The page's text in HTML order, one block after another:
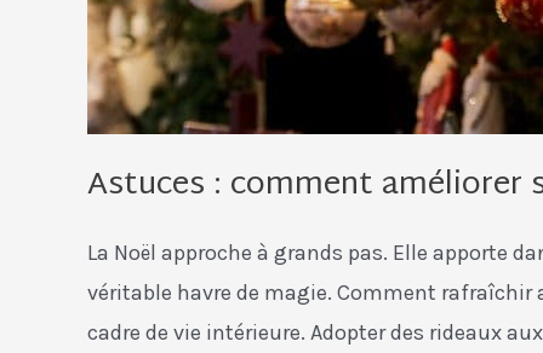
Astuces : comment améliorer
La Noël approche à grands pas. Elle apporte
véritable havre de magie. Comment rafraîchir
cadre de vie intérieure. Adopter des rideaux